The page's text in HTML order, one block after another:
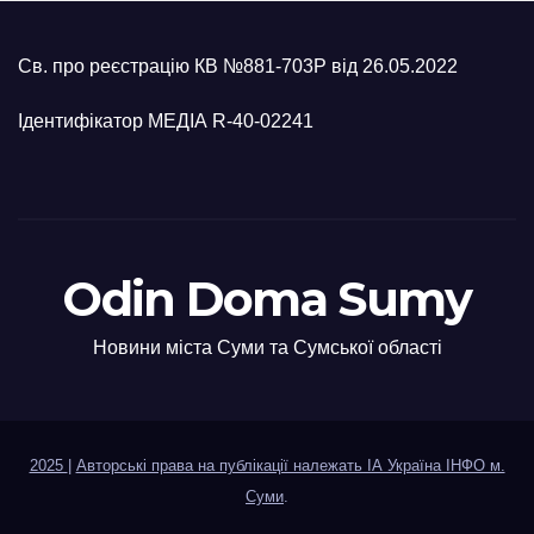
Св. про реєстрацію КВ №881-703Р від 26.05.2022
Ідентифікатор МЕДІА R-40-02241
Odin Doma Sumy
Новини міста Суми та Сумської області
2025
Авторські права на публікації належать ІА Україна ІНФО м.
Суми.